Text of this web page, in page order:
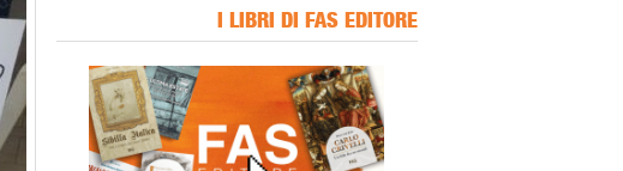
I LIBRI DI FAS EDITORE